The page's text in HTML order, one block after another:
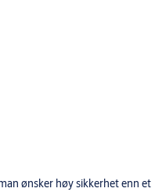
ønsker høy sikkerhet enn et